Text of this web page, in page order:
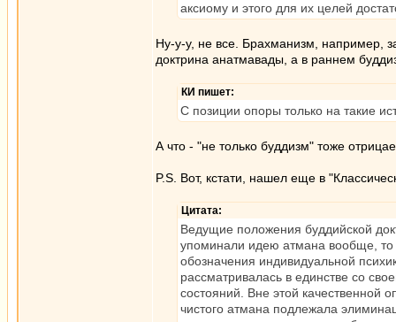
аксиому и этого для их целей
Ну-у-у, не все. Брахманизм, например,
доктрина анатмавады, а в раннем
КИ пишет:
С позиции опоры только на такие
А что - "не только буддизм" тоже
P.S. Вот, кстати, нашел еще в
Цитата:
Ведущие положения буддийской
упоминали идею атмана вообще, то
обозначения индивидуальной
рассматривалась в единстве со
состояний. Вне этой качественной
чистого атмана подлежала